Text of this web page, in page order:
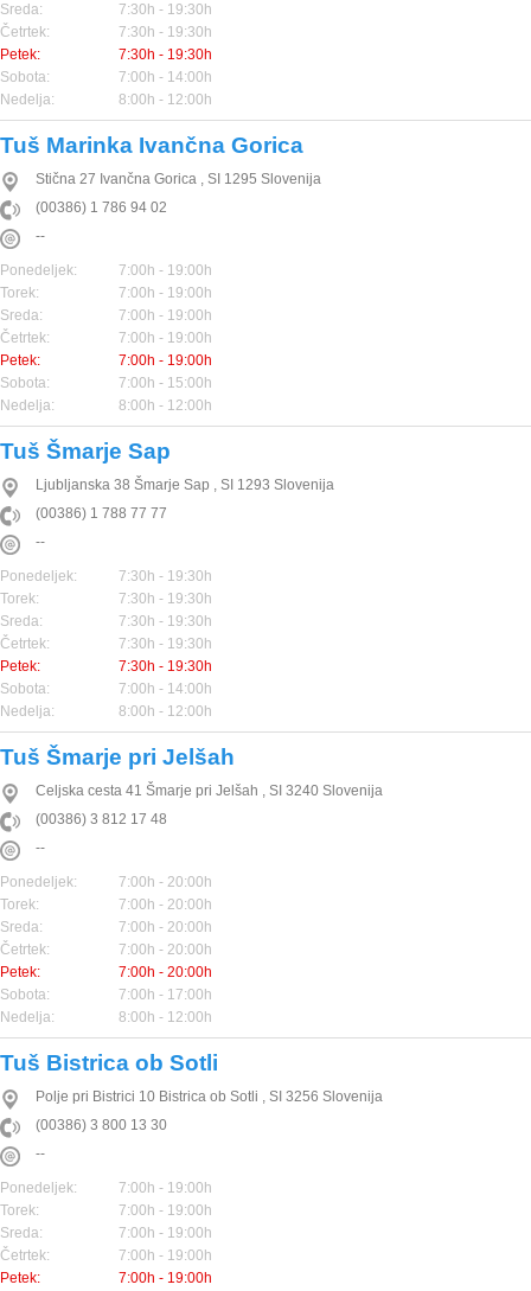
Sreda:
7:30h - 19:30h
Četrtek:
7:30h - 19:30h
Petek:
7:30h - 19:30h
Sobota:
7:00h - 14:00h
Nedelja:
8:00h - 12:00h
Tuš Marinka Ivančna Gorica
Stična 27 Ivančna Gorica , SI 1295 Slovenija
(00386) 1 786 94 02
--
Ponedeljek:
7:00h - 19:00h
Torek:
7:00h - 19:00h
Sreda:
7:00h - 19:00h
Četrtek:
7:00h - 19:00h
Petek:
7:00h - 19:00h
Sobota:
7:00h - 15:00h
Nedelja:
8:00h - 12:00h
Tuš Šmarje Sap
Ljubljanska 38 Šmarje Sap , SI 1293 Slovenija
(00386) 1 788 77 77
--
Ponedeljek:
7:30h - 19:30h
Torek:
7:30h - 19:30h
Sreda:
7:30h - 19:30h
Četrtek:
7:30h - 19:30h
Petek:
7:30h - 19:30h
Sobota:
7:00h - 14:00h
Nedelja:
8:00h - 12:00h
Tuš Šmarje pri Jelšah
Celjska cesta 41 Šmarje pri Jelšah , SI 3240 Slovenija
(00386) 3 812 17 48
--
Ponedeljek:
7:00h - 20:00h
Torek:
7:00h - 20:00h
Sreda:
7:00h - 20:00h
Četrtek:
7:00h - 20:00h
Petek:
7:00h - 20:00h
Sobota:
7:00h - 17:00h
Nedelja:
8:00h - 12:00h
Tuš Bistrica ob Sotli
Polje pri Bistrici 10 Bistrica ob Sotli , SI 3256 Slovenija
(00386) 3 800 13 30
--
Ponedeljek:
7:00h - 19:00h
Torek:
7:00h - 19:00h
Sreda:
7:00h - 19:00h
Četrtek:
7:00h - 19:00h
Petek:
7:00h - 19:00h